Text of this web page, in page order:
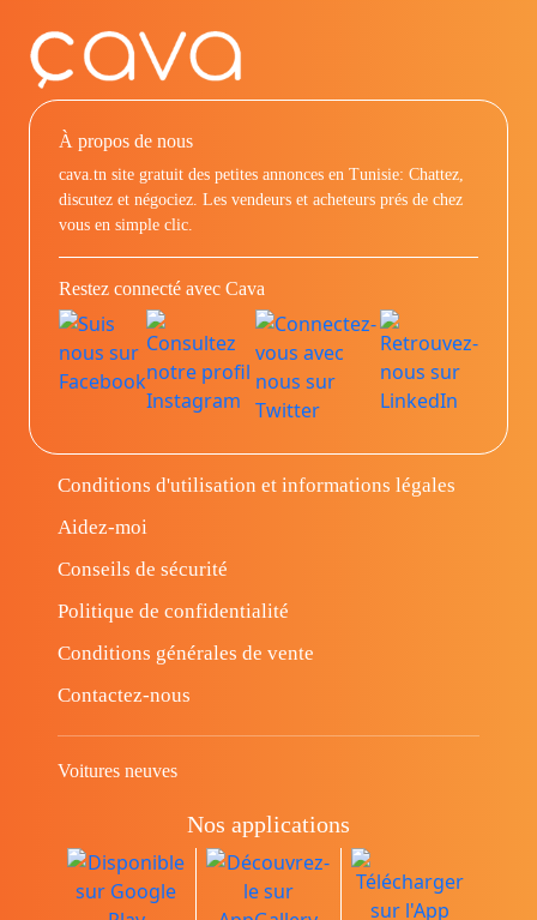
À propos de nous
cava.tn site gratuit des petites annonces en Tunisie: Chattez,
discutez et négociez. Les vendeurs et acheteurs prés de chez
vous en simple clic.
Restez connecté avec Cava
Conditions d'utilisation et informations légales
Aidez-moi
Conseils de sécurité
Politique de confidentialité
Conditions générales de vente
Contactez-nous
Voitures neuves
Nos applications